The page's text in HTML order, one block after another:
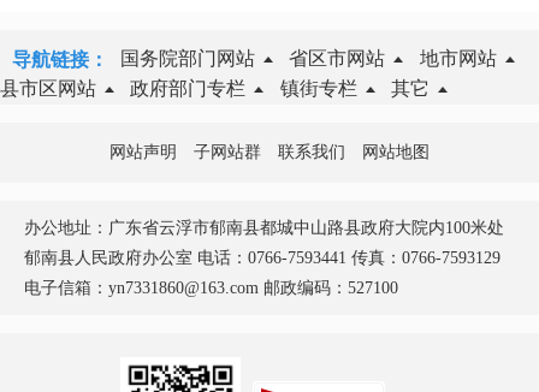
导航链接： 国务院部门网站 省区市网站
地市网站
县市区网站
政府部门专栏 镇街专栏 其它
网站声明 子网站群 联系我们 网站地图
办公地址：广东省云浮市郁南县都城中山路县政府大院内100米处
郁南县人民政府办公室 电话：0766-7593441 传真：0766-7593129
电子信箱：yn7331860@163.com 邮政编码：527100